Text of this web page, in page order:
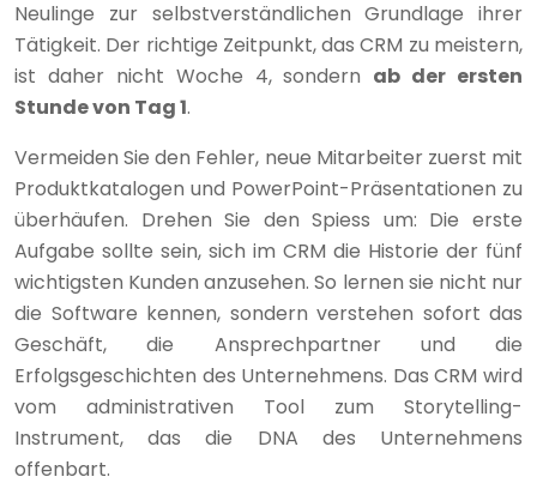
Neulinge zur selbstverständlichen Grundlage ihrer
Tätigkeit. Der richtige Zeitpunkt, das CRM zu meistern,
ist daher nicht Woche 4, sondern ab der ersten
Stunde von Tag 1.
Vermeiden Sie den Fehler, neue Mitarbeiter zuerst mit
Produktkatalogen und PowerPoint-Präsentationen zu
überhäufen. Drehen Sie den Spiess um: Die erste
Aufgabe sollte sein, sich im CRM die Historie der fünf
wichtigsten Kunden anzusehen. So lernen sie nicht nur
die Software kennen, sondern verstehen sofort das
Geschäft, die Ansprechpartner und die
Erfolgsgeschichten des Unternehmens. Das CRM wird
vom administrativen Tool zum Storytelling-
Instrument, das die DNA des Unternehmens
offenbart.